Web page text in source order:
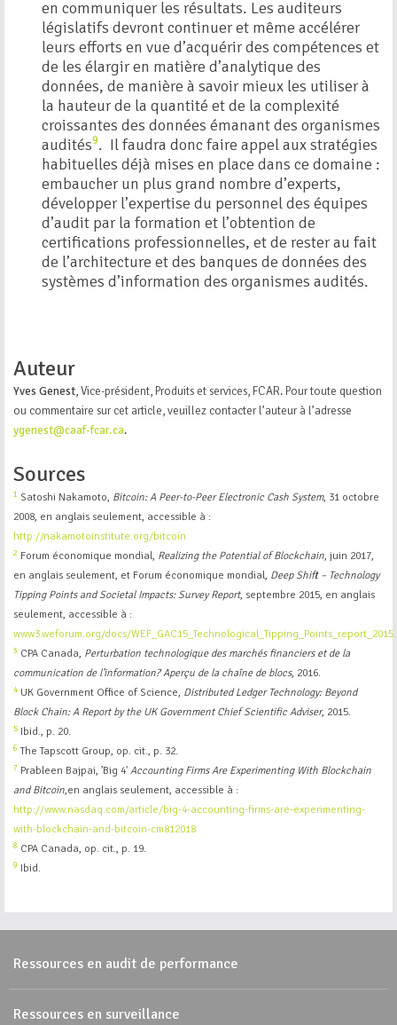
en communiquer les résultats. Les auditeurs
législatifs devront continuer et même accélérer
leurs efforts en vue d’acquérir des compétences et
de les élargir en matière d’analytique des
données, de manière à savoir mieux les utiliser à
la hauteur de la quantité et de la complexité
croissantes des données émanant des organismes
audités9. Il faudra donc faire appel aux stratégies
habituelles déjà mises en place dans ce domaine :
embaucher un plus grand nombre d’experts,
développer l’expertise du personnel des équipes
d’audit par la formation et l’obtention de
certifications professionnelles, et de rester au fait
de l’architecture et des banques de données des
systèmes d’information des organismes audités.
Auteur
Yves Genest, Vice-président, Produits et services, FCAR. Pour toute question
ou commentaire sur cet article, veuillez contacter l’auteur à l’adresse
ygenest@caaf-fcar.ca.
Sources
1 Satoshi Nakamoto, Bitcoin: A Peer-to-Peer Electronic Cash System, 31 octobre
2008, en anglais seulement, accessible à :
http://nakamotoinstitute.org/bitcoin
2 Forum économique mondial, Realizing the Potential of Blockchain, juin 2017,
en anglais seulement, et Forum économique mondial, Deep Shift – Technology
Tipping Points and Societal Impacts: Survey Report, septembre 2015, en anglais
seulement, accessible à :
www3.weforum.org/docs/
3 CPA Canada, Perturbation technologique des marchés financiers et de la
communication de l’information? Aperçu de la chaîne de blocs, 2016.
4 UK Government Office of Science, Distributed Ledger Technology: Beyond
Block Chain: A Report by the UK Government Chief Scientific Adviser, 2015.
5 Ibid., p. 20.
6 The Tapscott Group, op. cit., p. 32.
7 Prableen Bajpai, ’Big 4' Accounting Firms Are Experimenting With Blockchain
and Bitcoin,en anglais seulement, accessible à :
http://www.nasdaq.com/article/big-4-accounting-firms-are-experimenting-
with-blockchain-and-bitcoin-cm812018
8 CPA Canada, op. cit., p. 19.
9 Ibid.
Ressources en audit de performance
Ressources en surveillance